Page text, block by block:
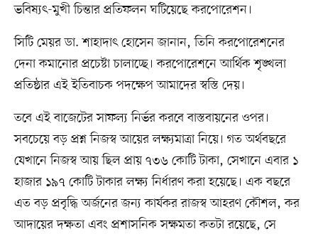
ভবিষ্যৎ-মুখী চিন্তার প্রতিফলন ঘটিয়েছে করপোরেশন।
সিটি মেয়র ডা. শাহাদাৎ হোসেন জানান, তিনি করপোরেশনের
দেনা কমানোর প্রচেষ্টা চালাচ্ছে। করপোরেশনে আর্থিক শৃঙ্খলা
প্রতিষ্ঠার এই ইতিবাচক পদক্ষেপ আমাদের স্বস্তি দেয়।
তবে এই বাজেটের সাফল্য নির্ভর করবে বাস্তবায়নের ওপর।
সবচেয়ে বড় প্রশ্ন নিজস্ব আয়ের লক্ষ্যমাত্রা নিয়ে। গত অর্থবছরে
যেখানে নিজস্ব আয় ছিল প্রায় ৭৩৬ কোটি টাকা, সেখানে এবার ১
হাজার ১৯৭ কোটি টাকার লক্ষ্য নির্ধারণ করা হয়েছে। এক বছরে
এত বড় প্রবৃদ্ধি অর্জনের জন্য কার্যকর রাজস্ব আহরণ কৌশল, কর
আদায়ের দক্ষতা এবং প্রশাসনিক সক্ষমতা কতটা রয়েছে, সে